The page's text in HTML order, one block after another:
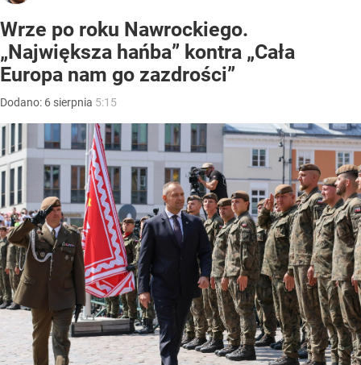
Wrze po roku Nawrockiego.
„Największa hańba” kontra „Cała
Europa nam go zazdrości”
Dodano: 6 sierpnia 5:15